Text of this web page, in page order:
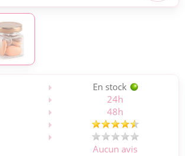
En stock
24h
48h
Aucun avis